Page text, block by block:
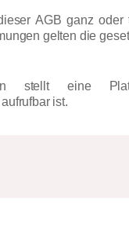
AGB ganz
gelten die
stellt eine
aufrufbar ist.